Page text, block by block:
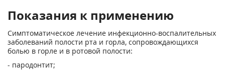
Показания к применению
Симптоматическое лечение инфекционно-воспалительных
заболеваний полости рта и горла, сопровождающихся
болью в горле и в ротовой полости:
- пародонтит;